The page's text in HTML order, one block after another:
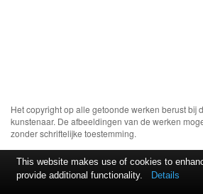
Het copyright op alle getoonde werken berust bij
kunstenaar. De afbeeldingen van de werken
zonder schriftelijke toestemming.
This website makes use of cookies to
provide additional functionality.
Details